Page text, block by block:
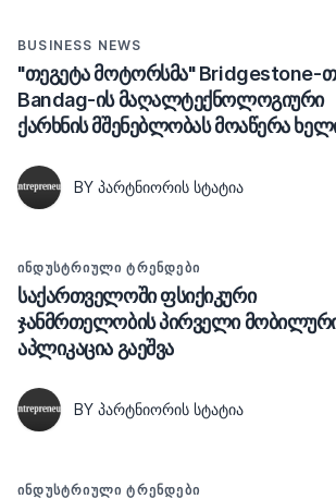
BUSINESS NEWS
"თეგეტა მოტორსმა" Bridgestone-
Bandag-ის მაღალტექნოლოგიური
ქარხნის მშენებლობას მოაწერა
BY ᲞᲐᲠᲢᲜᲘᲝᲠᲘᲡ ᲡᲢᲐᲢᲘᲐ
ᲘᲜᲓᲣᲡᲢᲠᲘᲣᲚᲘ ᲢᲠᲔᲜᲓᲔᲑᲘ
საქართველოში ფსიქიკური
ჯანმრთელობის პირველი
აპლიკაცია გაეშვა
BY ᲞᲐᲠᲢᲜᲘᲝᲠᲘᲡ ᲡᲢᲐᲢᲘᲐ
ᲘᲜᲓᲣᲡᲢᲠᲘᲣᲚᲘ ᲢᲠᲔᲜᲓᲔᲑᲘ